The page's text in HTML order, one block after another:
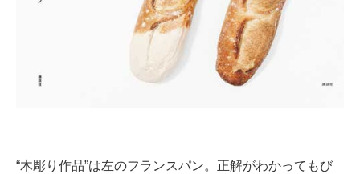
“木彫り作品”は左のフランスパン。正解がわかってもび